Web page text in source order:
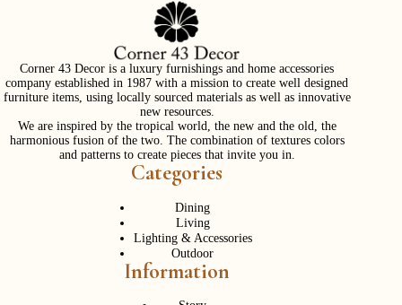
Corner 43 Decor is a luxury furnishings and home accessories
company established in 1987 with a mission to create well designed
furniture items, using locally sourced materials as well as innovative
new resources.
We are inspired by the tropical world, the new and the old, the
harmonious fusion of the two. The combination of textures colors
and patterns to create pieces that invite you in.
Categories
Dining
Living
Lighting & Accessories
Outdoor
Information